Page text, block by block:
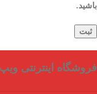
باشید.
فروشگاه اینترنتی